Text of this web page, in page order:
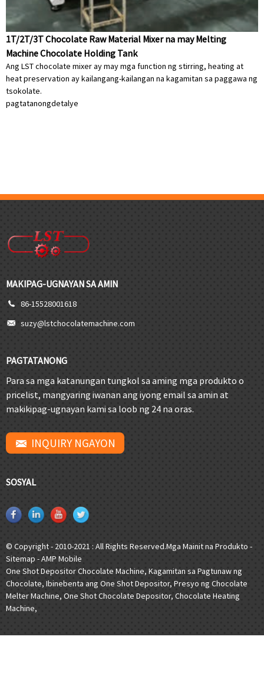
1T/2T/3T Chocolate Raw Material Mixer na may Melting
Machine Chocolate Holding Tank
Ang LST chocolate mixer ay may mga function ng stirring, heating at
heat preservation ay kailangang-kailangan na kagamitan sa paggawa ng
tsokolate.
pagtatanongdetalye
MAKIPAG-UGNAYAN SA AMIN
86-15528001618
suzy@lstchocolatemachine.com
PAGTATANONG
Para sa mga katanungan tungkol sa aming mga produkto o
pricelist, mangyaring iwanan ang iyong email sa amin at
makikipag-ugnayan kami sa loob ng 24 na oras.
INQUIRY NGAYON
SOSYAL
© Copyright - 2010-2021 : All Rights Reserved.Mga Mainit na Produkto -
Sitemap -AMP Mobile
One Shot Depositor Chocolate Machine, Kagamitan sa Pagtunaw ng
Chocolate, Ibinebenta ang One Shot Depositor, Presyo ng Chocolate
Melter Machine, One Shot Chocolate Depositor, Chocolate Heating
Machine,